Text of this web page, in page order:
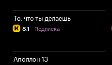
То, что ты делаешь
8.1 Подписка
·
Аполлон 13